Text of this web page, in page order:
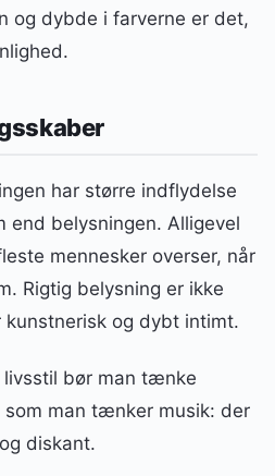
og dybde i farverne er det,
har større indflydelse
end belysningen. Alligevel
mennesker overser, når
Rigtig belysning er ikke
og dybt intimt.
livsstil bør man tænke
man tænker musik: der
diskant.